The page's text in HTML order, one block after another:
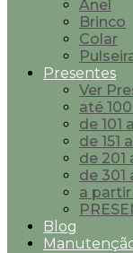
Anel
Brinco
Colar
Presentes
Ver
até
de 101
de 151
de 201
de 301
a
Blog